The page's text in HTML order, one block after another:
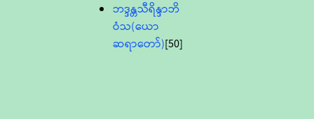
ဘဒ္ဒန္တသီရိန္ဒာဘိ
ဝံသ(ယော
ဆရာတော်)[50]